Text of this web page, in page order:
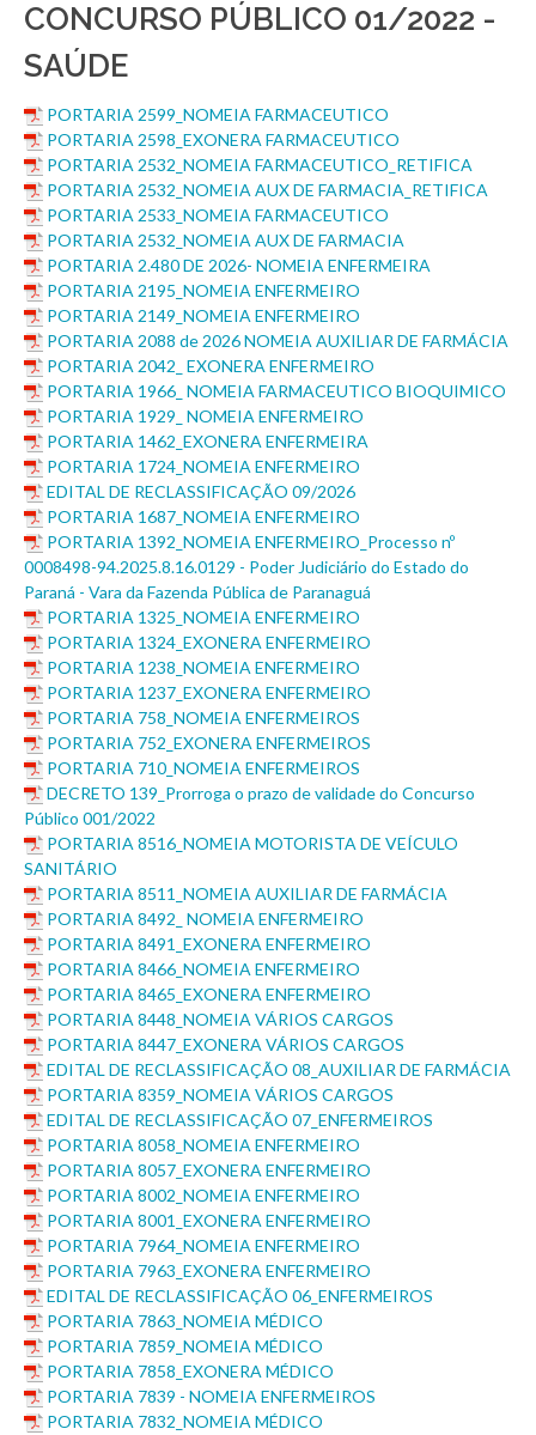
CONCURSO PÚBLICO 01/2022 -
SAÚDE
PORTARIA 2599_NOMEIA FARMACEUTICO
PORTARIA 2598_EXONERA FARMACEUTICO
PORTARIA 2532_NOMEIA FARMACEUTICO_RETIFICA
PORTARIA 2532_NOMEIA AUX DE FARMACIA_RETIFICA
PORTARIA 2533_NOMEIA FARMACEUTICO
PORTARIA 2532_NOMEIA AUX DE FARMACIA
PORTARIA 2.480 DE 2026- NOMEIA ENFERMEIRA
PORTARIA 2195_NOMEIA ENFERMEIRO
PORTARIA 2149_NOMEIA ENFERMEIRO
PORTARIA 2088 de 2026 NOMEIA AUXILIAR DE FARMÁCIA
PORTARIA 2042_ EXONERA ENFERMEIRO
PORTARIA 1966_ NOMEIA FARMACEUTICO BIOQUIMICO
PORTARIA 1929_ NOMEIA ENFERMEIRO
PORTARIA 1462_EXONERA ENFERMEIRA
PORTARIA 1724_NOMEIA ENFERMEIRO
EDITAL DE RECLASSIFICAÇÃO 09/2026
PORTARIA 1687_NOMEIA ENFERMEIRO
PORTARIA 1392_NOMEIA ENFERMEIRO_Processo nº
0008498-94.2025.8.16.0129 - Poder Judiciário do Estado do
Paraná - Vara da Fazenda Pública de Paranaguá
PORTARIA 1325_NOMEIA ENFERMEIRO
PORTARIA 1324_EXONERA ENFERMEIRO
PORTARIA 1238_NOMEIA ENFERMEIRO
PORTARIA 1237_EXONERA ENFERMEIRO
PORTARIA 758_NOMEIA ENFERMEIROS
PORTARIA 752_EXONERA ENFERMEIROS
PORTARIA 710_NOMEIA ENFERMEIROS
DECRETO 139_Prorroga o prazo de validade do Concurso
Público 001/2022
PORTARIA 8516_NOMEIA MOTORISTA DE VEÍCULO
SANITÁRIO
PORTARIA 8511_NOMEIA AUXILIAR DE FARMÁCIA
PORTARIA 8492_ NOMEIA ENFERMEIRO
PORTARIA 8491_EXONERA ENFERMEIRO
PORTARIA 8466_NOMEIA ENFERMEIRO
PORTARIA 8465_EXONERA ENFERMEIRO
PORTARIA 8448_NOMEIA VÁRIOS CARGOS
PORTARIA 8447_EXONERA VÁRIOS CARGOS
EDITAL DE RECLASSIFICAÇÃO 08_AUXILIAR DE FARMÁCIA
PORTARIA 8359_NOMEIA VÁRIOS CARGOS
EDITAL DE RECLASSIFICAÇÃO 07_ENFERMEIROS
PORTARIA 8058_NOMEIA ENFERMEIRO
PORTARIA 8057_EXONERA ENFERMEIRO
PORTARIA 8002_NOMEIA ENFERMEIRO
PORTARIA 8001_EXONERA ENFERMEIRO
PORTARIA 7964_NOMEIA ENFERMEIRO
PORTARIA 7963_EXONERA ENFERMEIRO
EDITAL DE RECLASSIFICAÇÃO 06_ENFERMEIROS
PORTARIA 7863_NOMEIA MÉDICO
PORTARIA 7859_NOMEIA MÉDICO
PORTARIA 7858_EXONERA MÉDICO
PORTARIA 7839 - NOMEIA ENFERMEIROS
PORTARIA 7832_NOMEIA MÉDICO